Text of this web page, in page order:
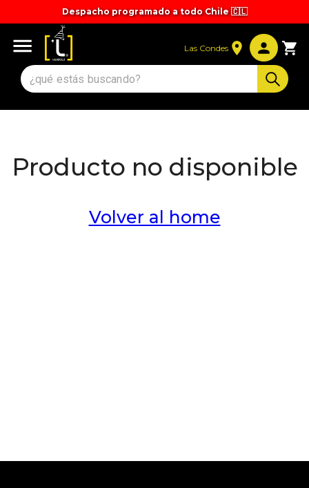
Despacho programado a todo Chile 🇨🇱
Tiempos y valores de despacho 🚚
Las Condes
Producto no disponible
Volver al home